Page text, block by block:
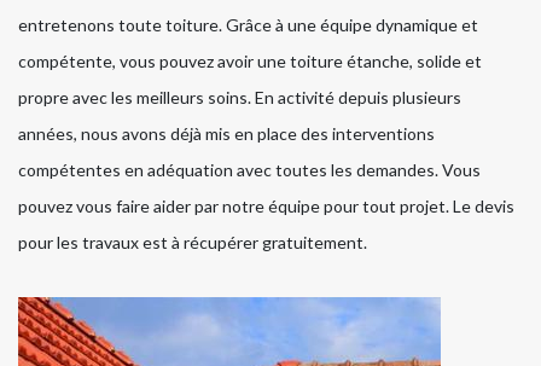
entretenons toute toiture. Grâce à une équipe dynamique et
compétente, vous pouvez avoir une toiture étanche, solide et
propre avec les meilleurs soins. En activité depuis plusieurs
années, nous avons déjà mis en place des interventions
compétentes en adéquation avec toutes les demandes. Vous
pouvez vous faire aider par notre équipe pour tout projet. Le devis
pour les travaux est à récupérer gratuitement.